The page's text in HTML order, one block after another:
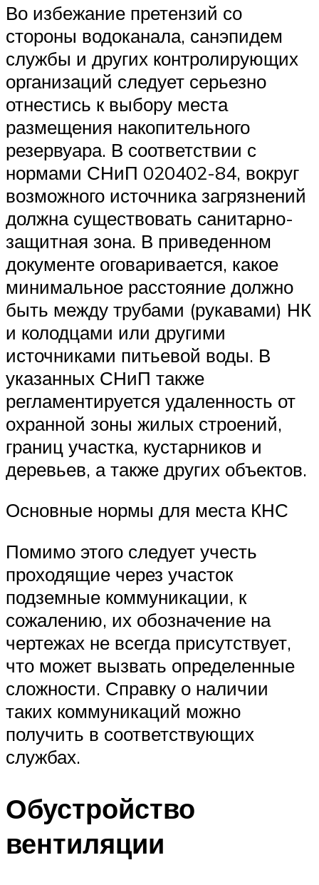
Во избежание претензий со
стороны водоканала, санэпидем
службы и других контролирующих
организаций следует серьезно
отнестись к выбору места
размещения накопительного
резервуара. В соответствии с
нормами СНиП 020402-84, вокруг
возможного источника загрязнений
должна существовать санитарно-
защитная зона. В приведенном
документе оговаривается, какое
минимальное расстояние должно
быть между трубами (рукавами) НК
и колодцами или другими
источниками питьевой воды. В
указанных СНиП также
регламентируется удаленность от
охранной зоны жилых строений,
границ участка, кустарников и
деревьев, а также других объектов.
Основные нормы для места КНС
Помимо этого следует учесть
проходящие через участок
подземные коммуникации, к
сожалению, их обозначение на
чертежах не всегда присутствует,
что может вызвать определенные
сложности. Справку о наличии
таких коммуникаций можно
получить в соответствующих
службах.
Обустройство
вентиляции